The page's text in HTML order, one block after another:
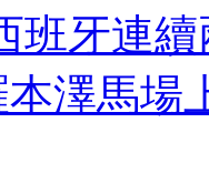
班牙連
C羅本澤